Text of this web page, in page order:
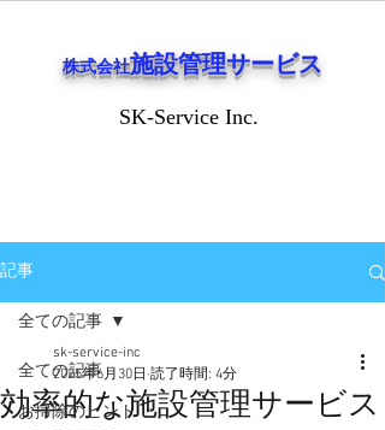
株式会社施設管理サービス
SK-Service Inc.
SK-Service Inc.
記事
全ての記事
お掃除のヒント
全ての記事
効率的な施設管理サービス
sk-service-inc
2025年6月30日 読了時間: 4分